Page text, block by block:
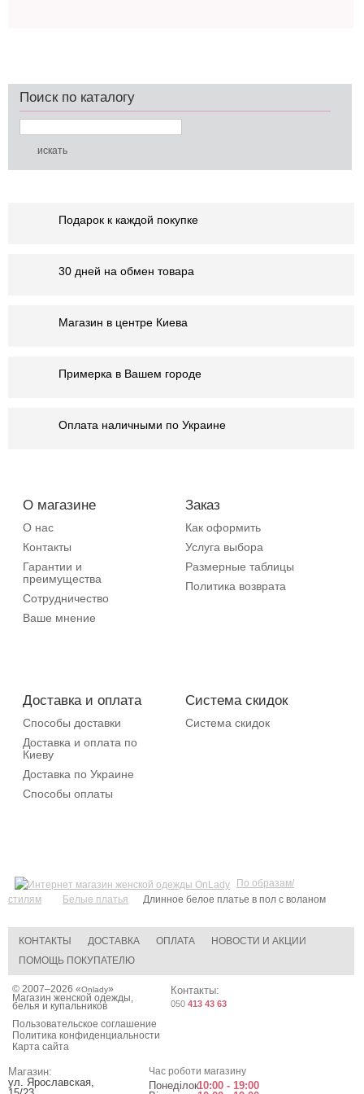
Поиск по каталогу
Подарок к каждой покупке
30 дней на обмен товара
Магазин в центре Киева
Примерка в Вашем городе
Оплата наличными по Украине
О магазине
О нас
Контакты
Гарантии и
преимущества
Сотрудничество
Ваше мнение
Заказ
Как оформить
Услуга выбора
Размерные таблицы
Политика возврата
Доставка и оплата
Способы доставки
Доставка и оплата по
Киеву
Доставка по Украине
Способы оплаты
Система скидок
Система скидок
По образам/
стилям
Белые платья Длинное белое платье в пол с воланом
КОНТАКТЫ ДОСТАВКА ОПЛАТА
НОВОСТИ И АКЦИИ
ПОМОЩЬ ПОКУПАТЕЛЮ
© 2007–2026 «Onlady»
Магазин женской одежды,
белья и купальников
Пользовательское соглашение
Политика конфиденциальности
Карта сайта
Контакты:
050 413 43 63
Магазин:
ул. Ярославская,
Час роботи магазину
Понеділок10:00 - 19:00